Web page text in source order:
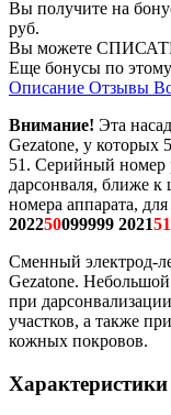
Вы получите на
руб.
Вы можете
Еще бонусы по
Описание Отзывы
Внимание! Эта
Gezatone, у которых
51. Серийный номер
дарсонваля, ближе
номера аппарата,
202250099999 202151
Сменный электрод-
Gezatone.
при
участков, а также
кожных покровов.
Характеристики